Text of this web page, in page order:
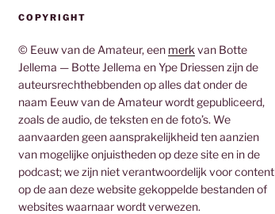
COPYRIGHT
© Eeuw van de Amateur, een merk van Botte
Jellema — Botte Jellema en Ype Driessen zijn de
auteursrechthebbenden op alles dat onder de
naam Eeuw van de Amateur wordt gepubliceerd,
zoals de audio, de teksten en de foto’s. We
aanvaarden geen aansprakelijkheid ten aanzien
van mogelijke onjuistheden op deze site en in de
podcast; we zijn niet verantwoordelijk voor content
op de aan deze website gekoppelde bestanden of
websites waarnaar wordt verwezen.